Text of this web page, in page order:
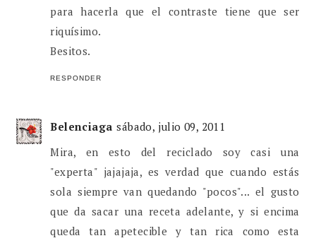
para hacerla que el contraste tiene que ser
riquísimo.
Besitos.
RESPONDER
Belenciaga sábado, julio 09, 2011
Mira, en esto del reciclado soy casi una
"experta" jajajaja, es verdad que cuando estás
sola siempre van quedando "pocos"... el gusto
que da sacar una receta adelante, y si encima
queda tan apetecible y tan rica como esta